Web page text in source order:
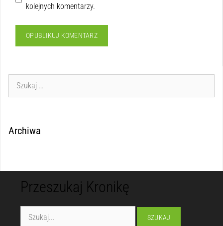
kolejnych komentarzy.
Archiwa
Przeszukaj Kronikę